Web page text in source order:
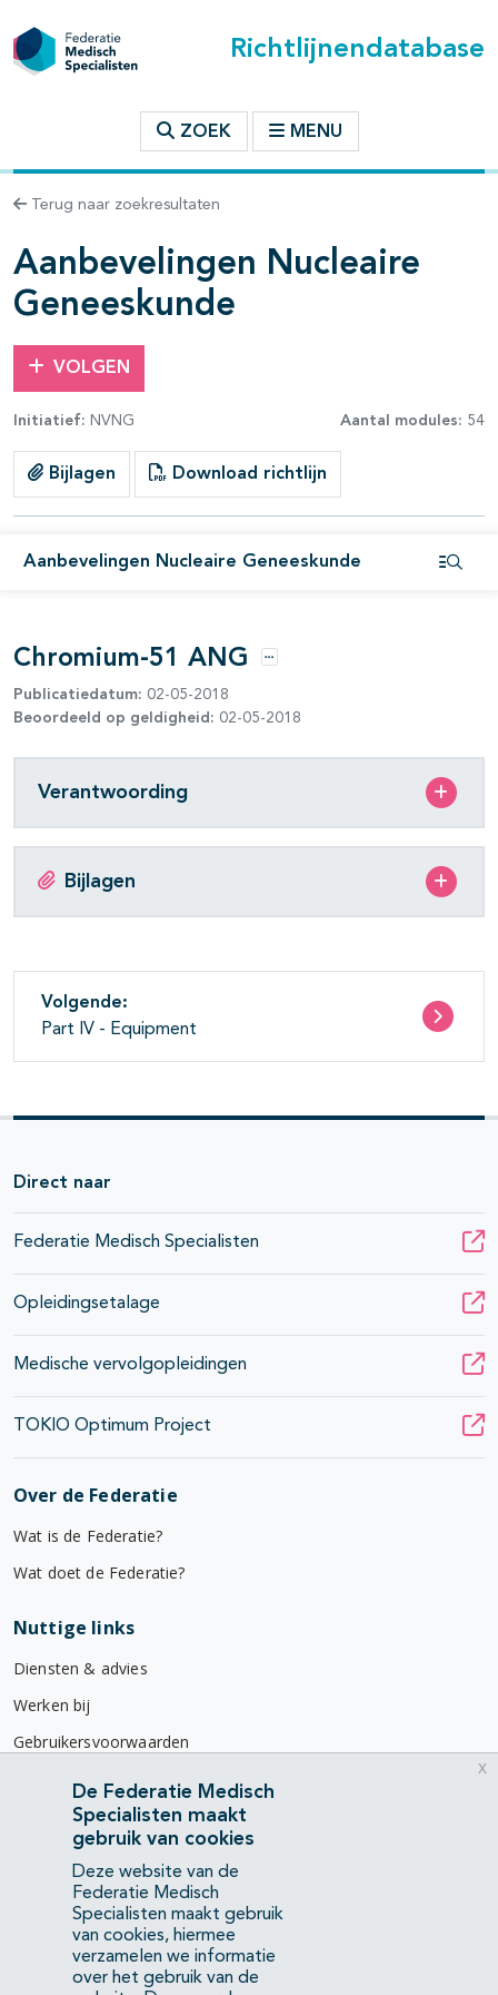
Richtlijnendatabase
ZOEK MENU
Terug naar zoekresultaten
Aanbevelingen Nucleaire
Geneeskunde
VOLGEN
Initiatief: NVNG Aantal modules: 54
Bijlagen Download richtlijn
Aanbevelingen Nucleaire Geneeskunde
binnen deze richtlijn
open- en dichtklappen
open- en dichtklappen
Chromium-51 ANG Opties
Publicatiedatum: 02-05-2018
Beoordeeld op geldigheid: 02-05-2018
Verantwoording
Bijlagen
Volgende:
Part IV - Equipment
Direct naar
Federatie Medisch Specialisten
Opleidingsetalage
Medische vervolgopleidingen
TOKIO Optimum Project
Over de Federatie
Wat is de Federatie?
Wat doet de Federatie?
Nuttige links
Diensten & advies
Werken bij
Gebruikersvoorwaarden
Privacyverklaring
Contact
Mercatorlaan 1200
3528 BL Utrecht
(088) 505 34 34
info@richtlijnendatabase.nl
De Federatie Medisch
Specialisten maakt
gebruik van cookies
Deze website van de
Federatie Medisch
Specialisten maakt gebruik
van cookies, hiermee
verzamelen we informatie
over het gebruik van de
x